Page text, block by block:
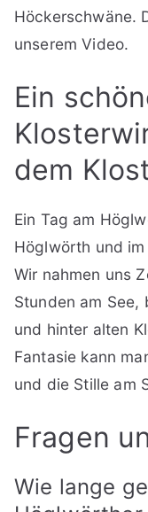
Höckerschwäne.
unserem Video.
Ein
dem
Ein Tag am
Höglwörth und
Wir nahmen uns
Stunden am See,
und hinter alten
Fantasie kann
und die Stille am
Fragen
Wie lange